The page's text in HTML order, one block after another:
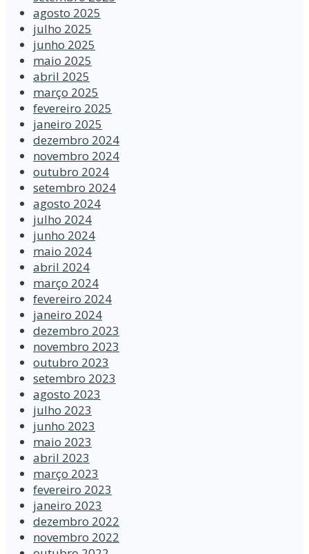
agosto 2025
julho 2025
junho 2025
maio 2025
abril 2025
março 2025
fevereiro 2025
janeiro 2025
dezembro 2024
novembro 2024
outubro 2024
setembro 2024
agosto 2024
julho 2024
junho 2024
maio 2024
abril 2024
março 2024
fevereiro 2024
janeiro 2024
dezembro 2023
novembro 2023
outubro 2023
setembro 2023
agosto 2023
julho 2023
junho 2023
maio 2023
abril 2023
março 2023
fevereiro 2023
janeiro 2023
dezembro 2022
novembro 2022